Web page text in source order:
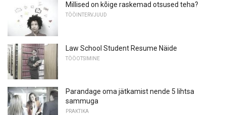
Millised on kõige raskemad otsused teha?
TÖÖINTERVJUUD
Law School Student Resume Näide
TÖÖOTSIMINE
Parandage oma jätkamist nende 5 lihtsa
sammuga
PRAKTIKA